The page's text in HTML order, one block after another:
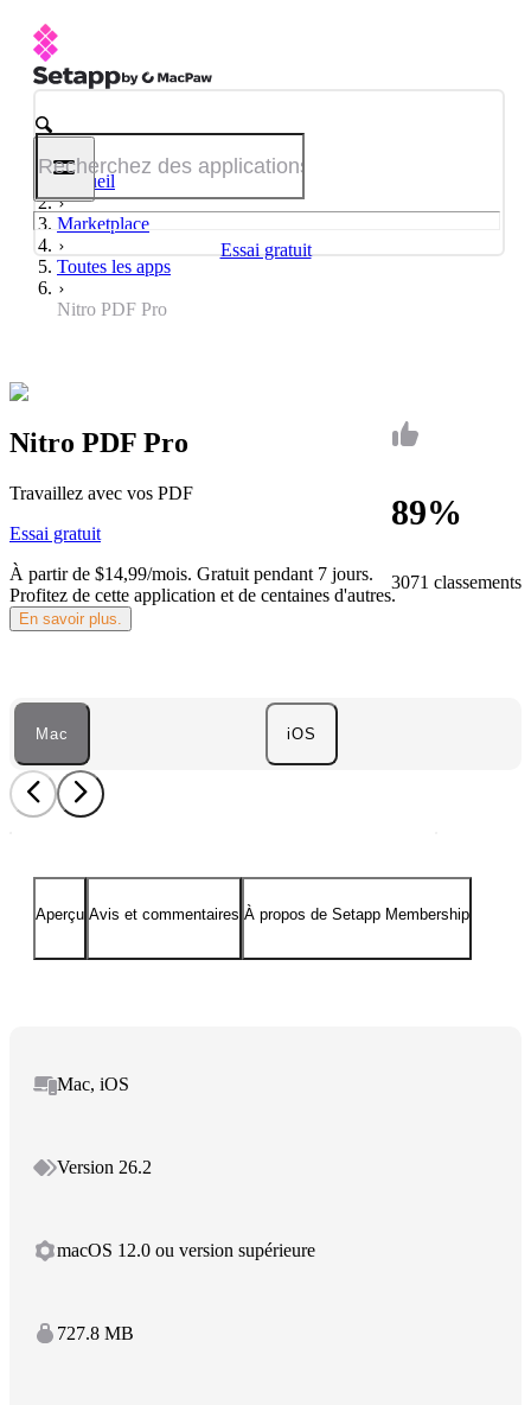
Essai gratuit
Accueil
Marketplace
Toutes les apps
Nitro PDF Pro
89%
3071 classements
Nitro PDF Pro
Travaillez avec vos PDF
Essai gratuit
À partir de $14,99/mois. Gratuit pendant 7 jours.
Profitez de cette application et de centaines d'autres.
En savoir plus.
Mac iOS
Aperçu Avis et commentaires À propos de Setapp Membership
Mac, iOS
Version 26.2
macOS 12.0 ou version supérieure
727.8 MB